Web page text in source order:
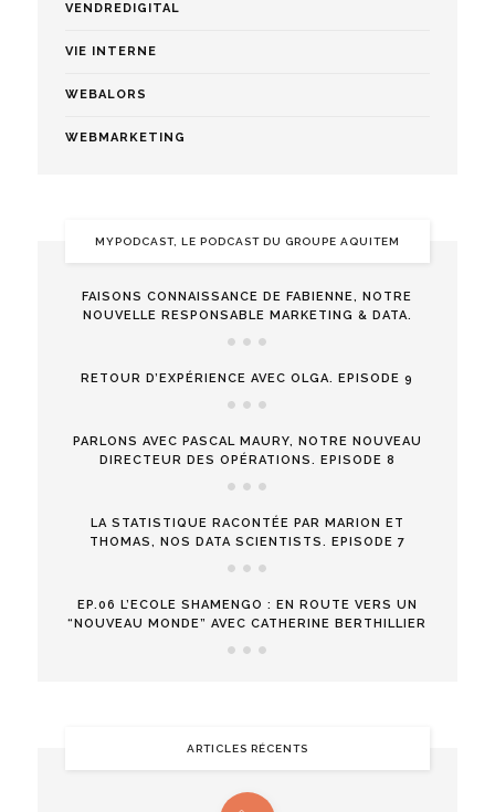
VENDREDIGITAL
VIE INTERNE
WEBALORS
WEBMARKETING
MYPODCAST, LE PODCAST DU GROUPE AQUITEM
FAISONS CONNAISSANCE DE FABIENNE, NOTRE
NOUVELLE RESPONSABLE MARKETING & DATA.
RETOUR D’EXPÉRIENCE AVEC OLGA. EPISODE 9
PARLONS AVEC PASCAL MAURY, NOTRE NOUVEAU
DIRECTEUR DES OPÉRATIONS. EPISODE 8
LA STATISTIQUE RACONTÉE PAR MARION ET
THOMAS, NOS DATA SCIENTISTS. EPISODE 7
EP.06 L’ECOLE SHAMENGO : EN ROUTE VERS UN
“NOUVEAU MONDE” AVEC CATHERINE BERTHILLIER
ARTICLES RÉCENTS